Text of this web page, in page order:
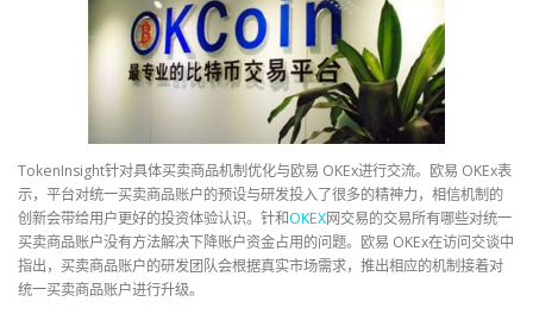
TokenInsight针对具体买卖商品机制优化与欧易 OKEx进行交流。欧易 OKEx表
示，平台对统一买卖商品账户的预设与研发投入了很多的精神力，相信机制的
创新会带给用户更好的投资体验认识。针和OKEX网交易的交易所有哪些对统一
买卖商品账户没有方法解决下降账户资金占用的问题。欧易 OKEx在访问交谈中
指出，买卖商品账户的研发团队会根据真实市场需求，推出相应的机制接着对
统一买卖商品账户进行升级。